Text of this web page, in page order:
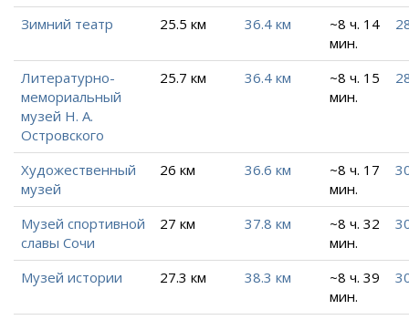
Зимний театр 25.5 км 36.4 км
~8 ч. 14
мин.
Литературно-
мемориальный
музей Н. А.
Островского
25.7 км 36.4 км
~8 ч. 15
мин.
Художественный
музей
26 км 36.6 км
~8 ч. 17
мин.
Музей спортивной
славы Сочи
27 км 37.8 км
~8 ч. 32
мин.
Музей истории 27.3 км 38.3 км
~8 ч. 39
мин.